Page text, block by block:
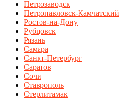
Петрозаводск
Петропавловск-Камчатский
Ростов-на-Дону
Рубцовск
Рязань
Самара
Санкт-Петербург
Саратов
Сочи
Ставрополь
Стерлитамак